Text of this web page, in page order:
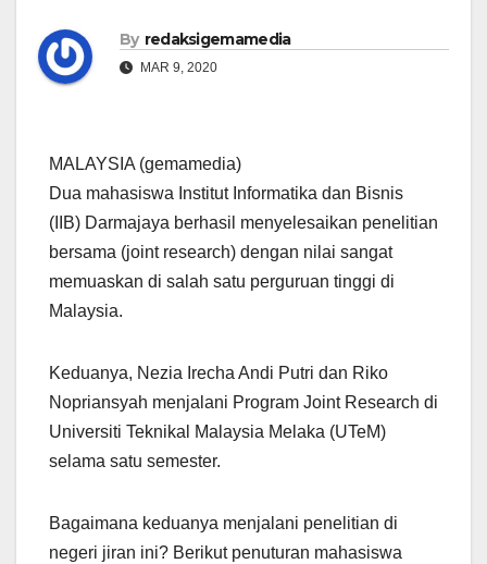
By redaksigemamedia
MAR 9, 2020
MALAYSIA (gemamedia)
Dua mahasiswa Institut Informatika dan Bisnis
(IIB) Darmajaya berhasil menyelesaikan penelitian
bersama (joint research) dengan nilai sangat
memuaskan di salah satu perguruan tinggi di
Malaysia.
Keduanya, Nezia Irecha Andi Putri dan Riko
Nopriansyah menjalani Program Joint Research di
Universiti Teknikal Malaysia Melaka (UTeM)
selama satu semester.
Bagaimana keduanya menjalani penelitian di
negeri jiran ini? Berikut penuturan mahasiswa